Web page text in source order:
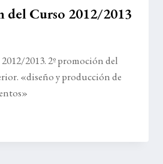
del Curso 2012/2013
2013. 2º promoción del
«diseño y producción de